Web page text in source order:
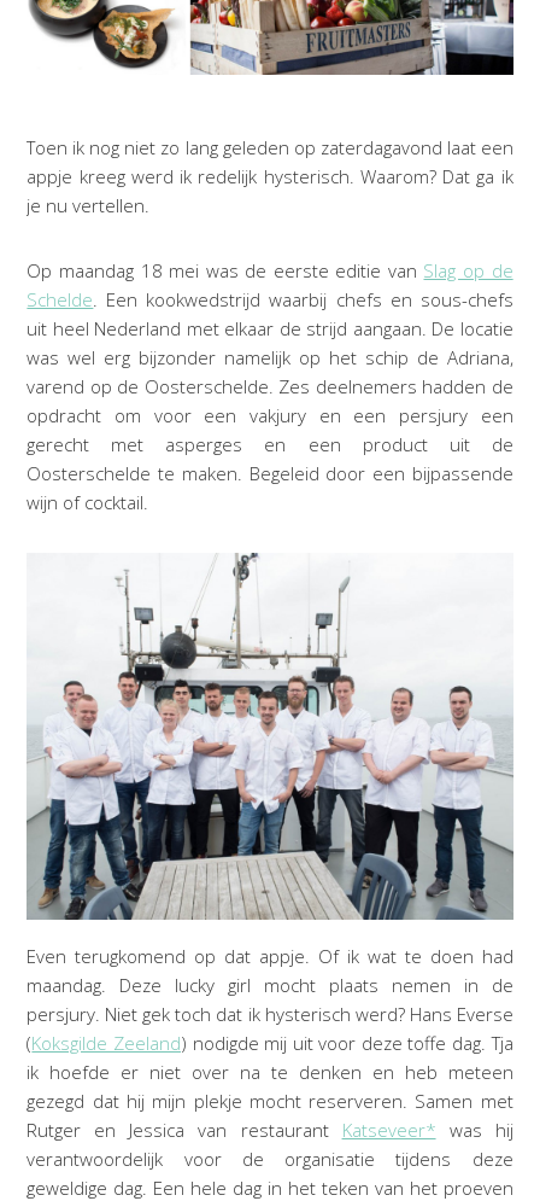
Toen ik nog niet zo lang geleden op zaterdagavond laat een
appje kreeg werd ik redelijk hysterisch. Waarom? Dat ga ik
je nu vertellen.
Op maandag 18 mei was de eerste editie van Slag op de
Schelde. Een kookwedstrijd waarbij chefs en sous-chefs
uit heel Nederland met elkaar de strijd aangaan. De locatie
was wel erg bijzonder namelijk op het schip de Adriana,
varend op de Oosterschelde. Zes deelnemers hadden de
opdracht om voor een vakjury en een persjury een
gerecht met asperges en een product uit de
Oosterschelde te maken. Begeleid door een bijpassende
wijn of cocktail.
Even terugkomend op dat appje. Of ik wat te doen had
maandag. Deze lucky girl mocht plaats nemen in de
persjury. Niet gek toch dat ik hysterisch werd? Hans Everse
(Koksgilde Zeeland) nodigde mij uit voor deze toffe dag. Tja
ik hoefde er niet over na te denken en heb meteen
gezegd dat hij mijn plekje mocht reserveren. Samen met
Rutger en Jessica van restaurant Katseveer* was hij
verantwoordelijk voor de organisatie tijdens deze
geweldige dag. Een hele dag in het teken van het proeven